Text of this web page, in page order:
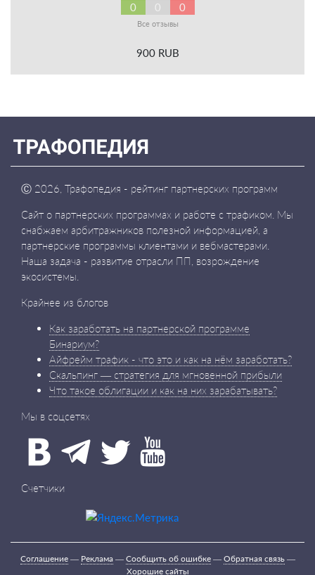
0 0 0
Все отзывы
900 RUB
Ⓒ 2026, Трафопедия - рейтинг партнерских программ
Сайт о партнерских программах и работе с трафиком. Мы
снабжаем арбитражников полезной информацией, а
партнерские программы клиентами и вебмастерами.
Наша задача - развитие отрасли ПП, возрождение
экосистемы.
Крайнее из блогов
Как заработать на партнерской программе
Бинариум?
Айфрейм трафик - что это и как на нём заработать?
Скальпинг — стратегия для мгновенной прибыли
Что такое облигации и как на них зарабатывать?
Мы в соцсетях
Счетчики
Соглашение— Реклама— Сообщить об ошибке— Обратная связь—
Хорошие сайты